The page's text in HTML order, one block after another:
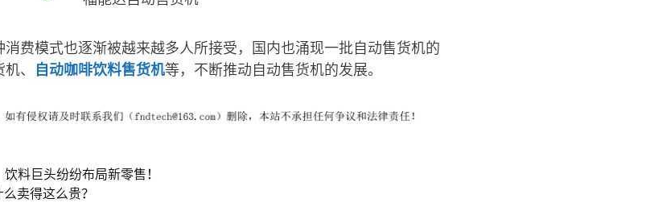
费模式也逐渐被越来越多人所接受，国内也涌现一批自动售货机的
、 自动咖啡饮料售货机等，不断推动自动售货机的发展。
料巨头纷纷布局新零售！
卖得这么贵？